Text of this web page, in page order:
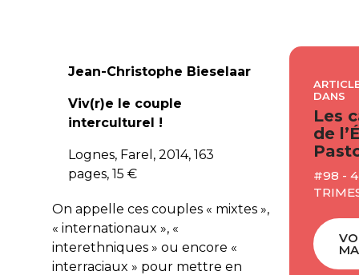
Jean-Christophe Bieselaar
Viv(r)e le couple
interculturel !
Lognes, Farel, 2014, 163
pages, 15 €
On appelle ces couples « mixtes »,
« internationaux », «
interethniques » ou encore «
interraciaux » pour mettre en
DANS
Les
de
#98 -